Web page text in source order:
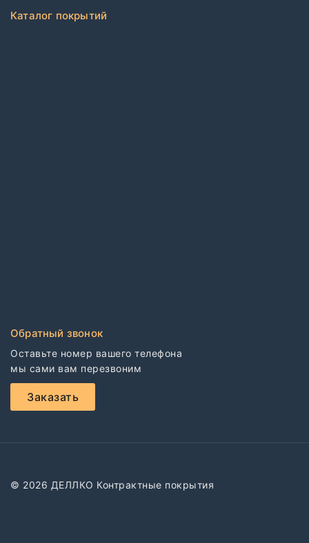
Каталог покрытий
Обратный звонок
Оставьте номер вашего телефона
мы сами вам перезвоним
Заказать
© 2026 ДЕЛЛКО Контрактные покрытия